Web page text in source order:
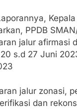
PPDB
jalur afirmasi
s.d 27 Juni
jalur zonasi,
dan